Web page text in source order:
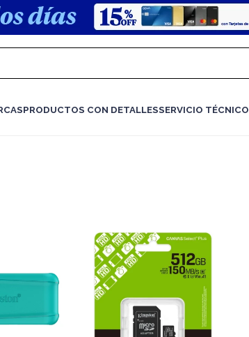
PRODUCTOS CON DETALLESSERVICIO TÉCNICO